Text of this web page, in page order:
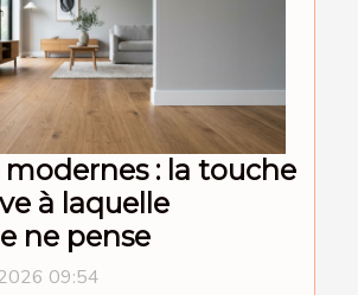
: la touche
à laquelle
ne pense
09:54